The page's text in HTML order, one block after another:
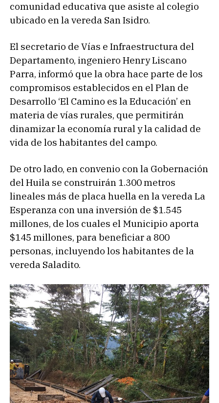
comunidad educativa que asiste al colegio
ubicado en la vereda San Isidro.
El secretario de Vías e Infraestructura del
Departamento, ingeniero Henry Liscano
Parra, informó que la obra hace parte de los
compromisos establecidos en el Plan de
Desarrollo ‘El Camino es la Educación’ en
materia de vías rurales, que permitirán
dinamizar la economía rural y la calidad de
vida de los habitantes del campo.
De otro lado, en convenio con la Gobernación
del Huila se construirán 1.300 metros
lineales más de placa huella en la vereda La
Esperanza con una inversión de $1.545
millones, de los cuales el Municipio aporta
$145 millones, para beneficiar a 800
personas, incluyendo los habitantes de la
vereda Saladito.